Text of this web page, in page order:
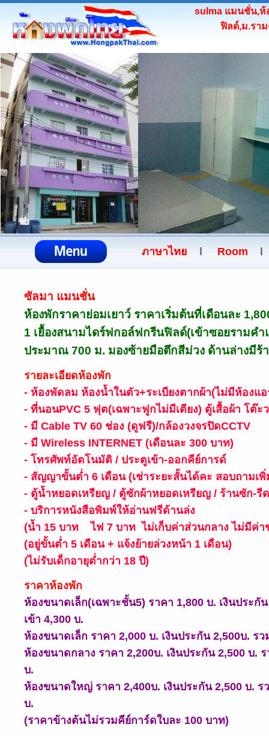
sulma แมนชั่น,ห้
ฟิลด์,ม.ราม
ภาษาไทย Room
ซัลมา แมนชั่น
ห้องพักราคาย่อมเยาว์ ราคาเริ่มต้นที่เดือนละ
1 เยื้องสนามไดร์ฟกอล์ฟกรีนฟิลด์(เข้าซอยรามคำ
ประมาณ 700 ม. มองซ้ายมือตึกสีม่วง ด้านล่างมีร้
รายละเอียดห้องพัก
- ห้องพัดลม ห้องน้ำในตัว+ระเบียงตากผ้า(ไม่มีห้องแ
- ที่นอนPVC 5 ฟุต(เฉพาะฟูกไม่มีเตียง) ตู้เสื้อผ้า โต๊ะ
- มี Cable TV 60 ช่อง (ดูฟรี)/กล้องวงจรปิดCCTV
- มี Wireless INTERNET (เดือนละ 300 บาท)
- โทรศัพท์อัตโนมัติ / ประตูเข้า-ออกคีย์การด์
- สัญญาขั้นต่ำ 6 เดือน (เช่าระยะสั้นได้คะ สอบถามเพิ่
- ตู้น้ำหยอดเหรียญ / ตู้ซักผ้าหยอดเหรียญ / ร้านซัก-รี
- บริการหนังสือพิมพ์ให้อ่านฟรีด้านล่ง
(น้ำ 15 บาท ไฟ 7 บาท ไม่เก็บค่าส่วนกลาง ไม่มีค่า
(อยู่ขั้นต่ำ 5 เดือน + แจ้งย้ายล่วงหน้า 1 เดือน)
(ไม่รับเด็กอายุต่ำกว่า 18 ปี)
ราคาห้องพัก
ห้องขนาดเล็ก(เฉพาะชั้น5) ราคา 1,800 บ. เงินประกั
เข้า 4,300 บ.
ห้องขนาดเล็ก ราคา 2,000 บ. เงินประกัน 2,500บ. ร
ห้องขนาดกลาง ราคา 2,200บ. เงินประกัน 2,500 บ.
บ.
ห้องขนาดใหญ่ ราคา 2,400บ. เงินประกัน 2,500 บ. ร
บ.
(ราคาข้างต้นไม่รวมคีย์การ์ดใบละ 100 บาท)